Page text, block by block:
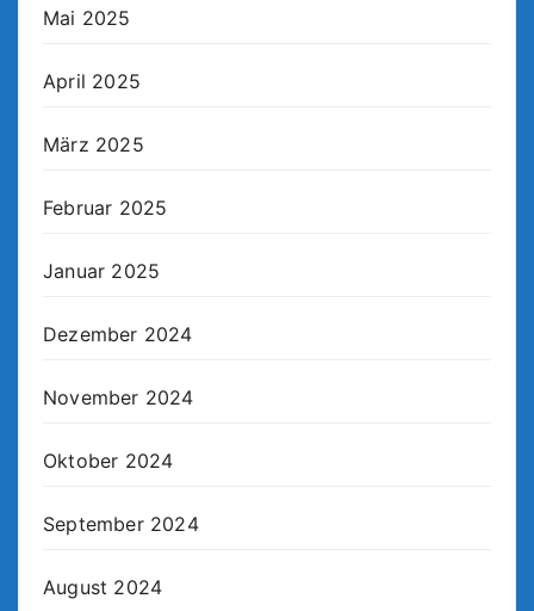
Mai 2025
April 2025
März 2025
Februar 2025
Januar 2025
Dezember 2024
November 2024
Oktober 2024
September 2024
August 2024